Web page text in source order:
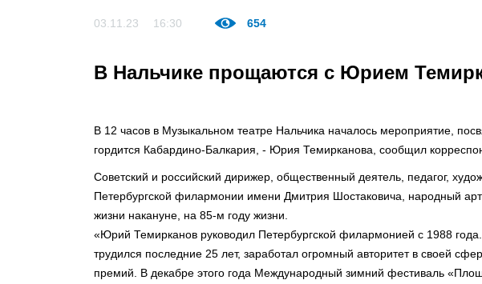
03.11.23 16:30 654
В Нальчике прощаются с Юрием
В 12 часов в Музыкальном театре Нальчика началось мероприятие,
гордится Кабардино-Балкария, - Юрия Темирканова, сообщил
Советский и российский дирижер, общественный деятель, педагог,
Петербургской филармонии имени Дмитрия Шостаковича, народный
жизни накануне, на 85-м году жизни.
«Юрий Темирканов руководил Петербургской филармонией с 1988
трудился последние 25 лет, заработал огромный авторитет в своей
премий. В декабре этого года Международный зимний фестиваль